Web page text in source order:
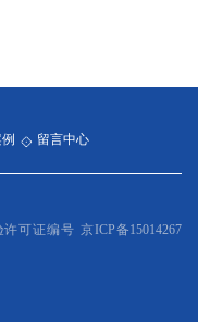
留言中心
许可证编号 京ICP备15014267